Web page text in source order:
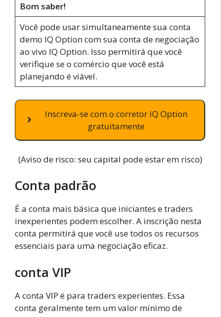
Bom saber!
Você pode usar simultaneamente sua conta
demo IQ Option com sua conta de negociação
ao vivo IQ Option. Isso permitirá que você
verifique se o comércio que você está
planejando é viável.
Inscreva-se com o corretor IQ Option
gratuitamente
(Aviso de risco: seu capital pode estar em risco)
Conta padrão
É a conta mais básica que iniciantes e traders
inexperientes podem escolher. A inscrição nesta
conta permitirá que você use todos os recursos
essenciais para uma negociação eficaz.
conta VIP
A conta VIP é para traders experientes. Essa
conta geralmente tem um valor mínimo de